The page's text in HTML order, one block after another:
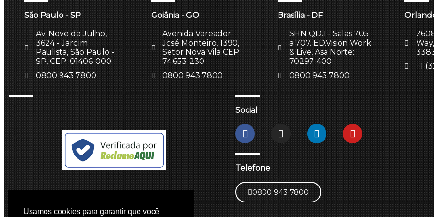
Usamos cookies para garantir que você
São Paulo - SP
Av. Nove de Julho,
3624 - Jardim
Paulista, São Paulo -
SP, CEP: 01406-000
0800 943 7800
Goiânia - GO
Avenida Vereador
José Monteiro, 1390,
Setor Nova Vila CEP:
74.653-230
0800 943 7800
Brasília - DF
SHN QD.1 - Salas 705
a 707. ED.Vision Work
& Live, Asa Norte:
70297-400
0800 943 7800
+1
Social
Telefone
0800 943 7800